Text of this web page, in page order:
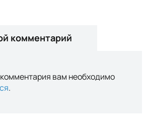
комментарий
вам необходимо
.